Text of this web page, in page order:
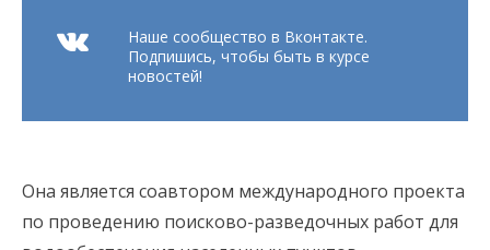
Наше сообщество в Вконтакте.
Подпишись, чтобы быть в курсе
новостей!
Она является соавтором международного проекта
по проведению поисково-разведочных работ для